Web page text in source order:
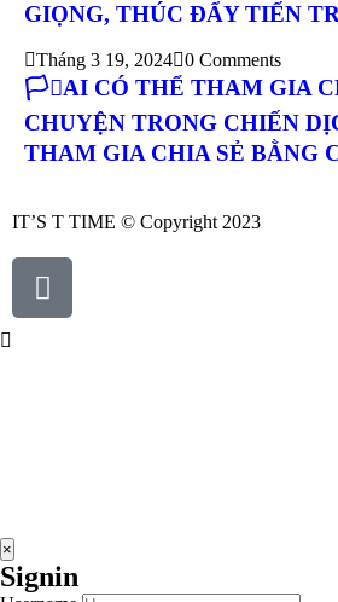
GIỌNG, THÚC ĐẨY TIẾN
Tháng 3 19, 2024 0 Comments
🏳️‍⚧️AI CÓ THỂ THAM GIA
CHUYỆN TRONG CHIẾN
THAM GIA CHIA SẺ BẰNG
IT’S T TIME © Copyright 2023
×
Signin